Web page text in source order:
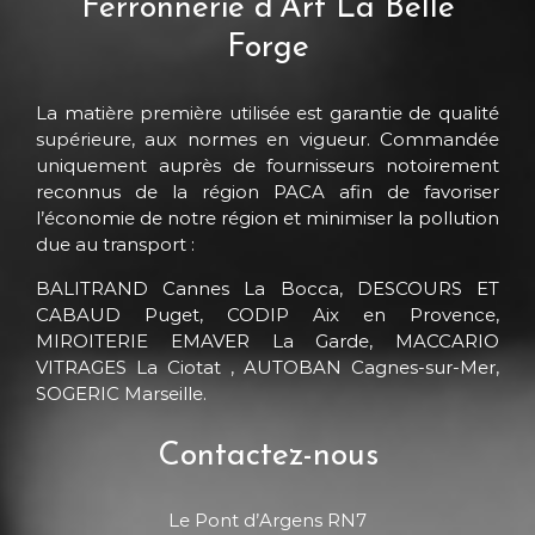
Ferronnerie d’Art La Belle
Forge
La matière première utilisée est garantie de qualité
supérieure, aux normes en vigueur. Commandée
uniquement auprès de fournisseurs notoirement
reconnus de la région PACA afin de favoriser
l’économie de notre région et minimiser la pollution
due au transport :
BALITRAND Cannes La Bocca, DESCOURS ET
CABAUD Puget, CODIP Aix en Provence,
MIROITERIE EMAVER La Garde, MACCARIO
VITRAGES La Ciotat , AUTOBAN Cagnes-sur-Mer,
SOGERIC Marseille.
Contactez-nous
Le Pont d’Argens RN7